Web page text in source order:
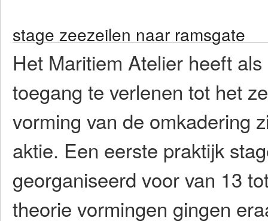
stage zeezeilen naar ramsgate
Het Maritiem Atelier heeft
toegang te verlenen tot het
vorming van de omkadering
aktie. Een eerste praktijk
georganiseerd voor van 13
theorie vormingen gingen